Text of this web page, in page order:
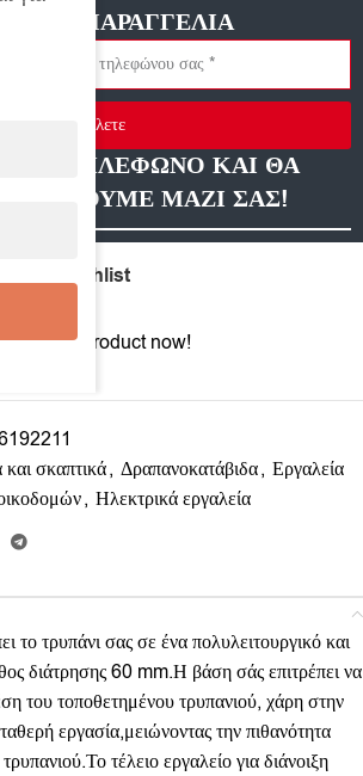
ΠΑΡΑΓΓΕΛΙΑ
Στείλετε
ΤΗΛΕΦΩΝΟ ΚΑΙ ΘΑ
ΜΑΖΙ ΣΑΣ!
Add to wishlist
this product now!
σκαπτικά, Δραπανοκατάβιδα, Εργαλεία
, Ηλεκτρικά εργαλεία
το τρυπάνι σας σε ένα πολυλειτουργικό και
διάτρησης 60 mm.Η βάση σάς επιτρέπει να
του τοποθετημένου τρυπανιού, χάρη στην
εργασία,μειώνοντας την πιθανότητα
τέλειο εργαλείο για διάνοιξη